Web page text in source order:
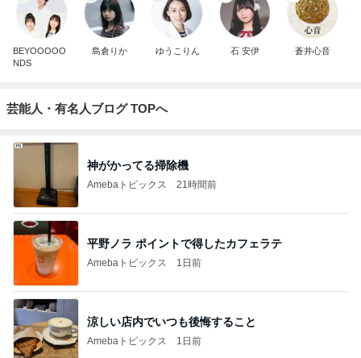
BEYOOOOO
NDS
島倉りか ゆうこりん 石 安伊 蒼井心音
芸能人・有名人ブログ TOPへ
神がかってる掃除機
Amebaトピックス 21時間前
平野ノラ ポイントで得したカフェラテ
Amebaトピックス 1日前
涼しい店内でいつも後悔すること
Amebaトピックス 1日前